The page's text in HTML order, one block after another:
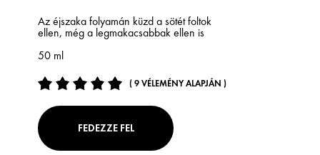
Az éjszaka folyamán küzd a sötét foltok
ellen, még a legmakacsabbak ellen is
50 ml
( 9 VÉLEMÉNY ALAPJÁN )
FEDEZZE FEL